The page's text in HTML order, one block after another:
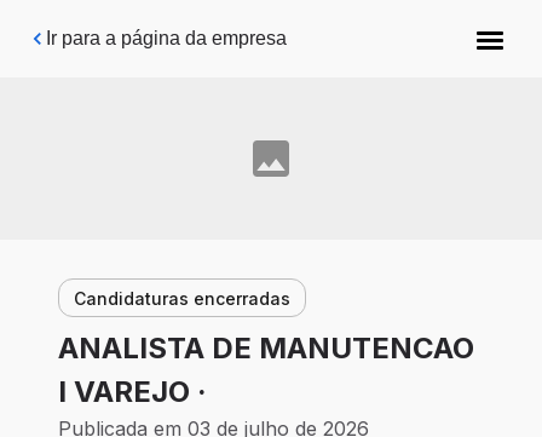
Pular para o conteúdo principal
Ir para a página da empresa
Candidaturas encerradas
ANALISTA DE MANUTENCAO
I VAREJO ·
Publicada em 03 de julho de 2026